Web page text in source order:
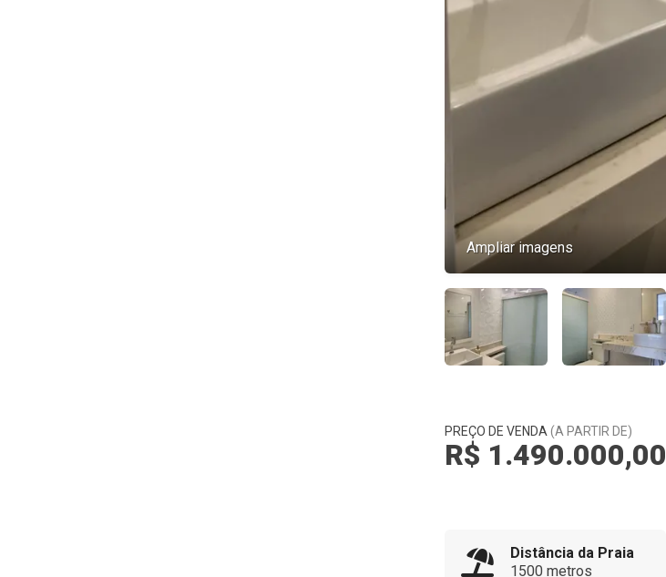
Ampliar imagens
PREÇO DE VENDA(A PARTIR DE)
R$ 1.490.000,00
Distância da Praia
1500 metros